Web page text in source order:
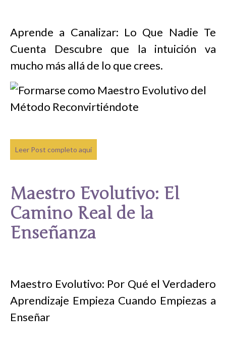
Aprende a Canalizar: Lo Que Nadie Te
Cuenta Descubre que la intuición va
mucho más allá de lo que crees.
Leer Post completo aquí
Maestro Evolutivo: El
Camino Real de la
Enseñanza
Maestro Evolutivo: Por Qué el Verdadero
Aprendizaje Empieza Cuando Empiezas a
Enseñar